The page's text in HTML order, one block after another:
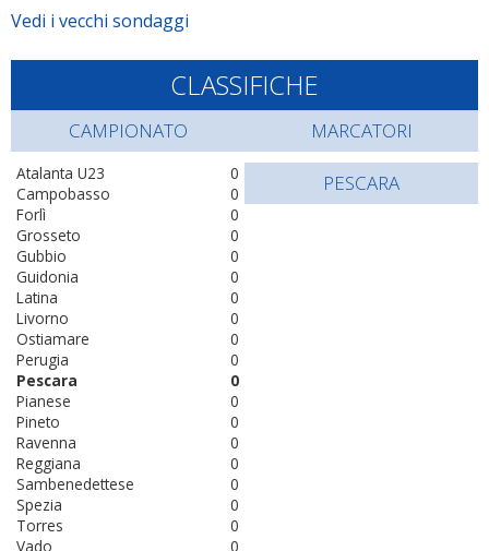
Vedi i vecchi sondaggi
CLASSIFICHE
CAMPIONATO
0
Atalanta U23
0
Campobasso
0
Forlì
0
Grosseto
0
Gubbio
0
Guidonia
0
Latina
0
Livorno
0
Ostiamare
0
Perugia
0
Pescara
0
Pianese
0
Pineto
0
Ravenna
0
Reggiana
0
Sambenedettese
0
Spezia
0
Torres
0
Vado
MARCATORI
PESCARA